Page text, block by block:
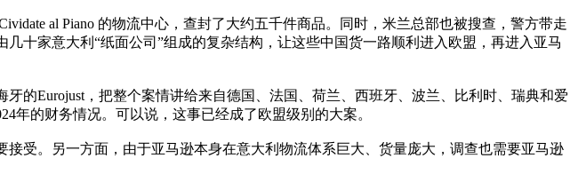
al Piano 的物流中心，查封了大约五千件商品。同时，米兰总部也被搜查，警方带走
十家意大利“纸面公司”组成的复杂结构，让这些中国货一路顺利进入欧盟，再进入亚马
的Eurojust，把整个案情讲给来自德国、法国、荷兰、西班牙、波兰、比利时、瑞典和爱
年的财务情况。可以说，这事已经成了欧盟级别的大案。
受。另一方面，由于亚马逊本身在意大利物流体系巨大、货量庞大，调查也需要亚马逊